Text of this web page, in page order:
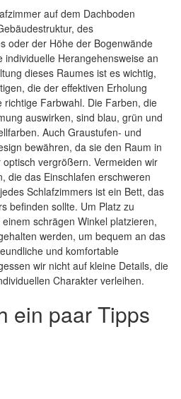
auf dem Dachboden
des
oder der Höhe der Bogenwände
Herangehensweise an
dieses Raumes ist es wichtig,
die der effektiven Erholung
Farbwahl. Die Farben, die
auswirken, sind blau, grün und
Auch Graustufen- und
bewähren, da sie den Raum in
vergrößern. Vermeiden wir
die das Einschlafen erschweren
Schlafzimmers ist ein Bett, das
befinden sollte. Um Platz zu
schrägen Winkel platzieren,
werden, um bequem an das
und komfortable
wir nicht auf kleine Details, die
Charakter verleihen.
ein paar Tipps